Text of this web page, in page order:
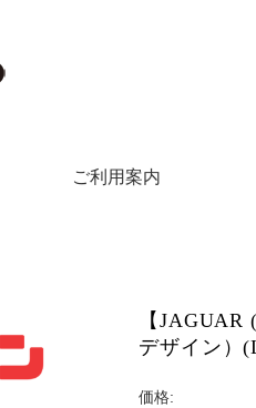
ご利用案内
【
デザイン）
価格: